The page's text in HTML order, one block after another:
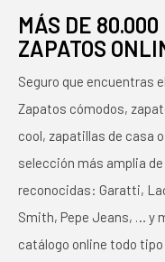
MÁS DE
ZAPATOS
Seguro que encuentras
Zapatos cómodos,
cool, zapatillas de casa
selección más amplia
reconocidas: Garatti,
Smith, Pepe Jeans, … y
catálogo online todo